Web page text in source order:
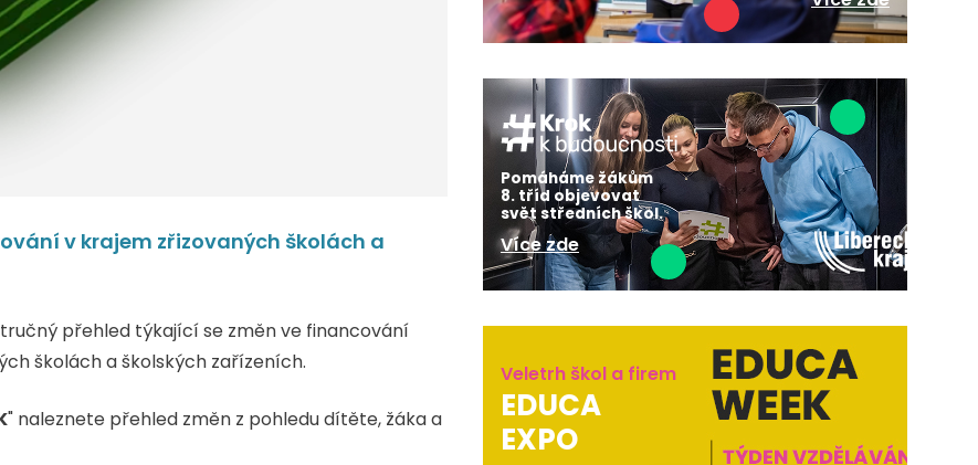
v krajem zřizovaných školách a
přehled týkající se změn ve financování
školách a školských zařízeních.
" naleznete přehled změn z pohledu dítěte, žáka a
Pomáháme žákům
8. tříd objevovat
svět středních škol.
Více zde
Veletrh škol a firem
EDUCA
EXPO